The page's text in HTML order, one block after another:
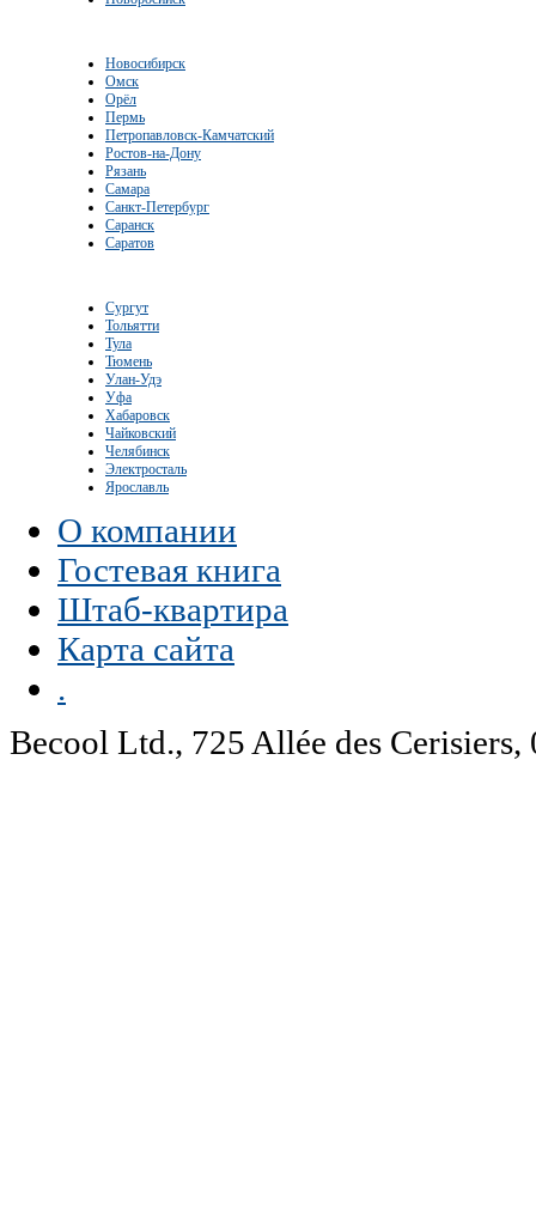
Новосибирск
Омск
Орёл
Пермь
Петропавловск-Камчатский
Ростов-на-Дону
Рязань
Самара
Санкт-Петербург
Саранск
Саратов
Сургут
Тольятти
Тула
Тюмень
Улан-Удэ
Уфа
Хабаровск
Чайковский
Челябинск
Электросталь
Ярославль
О компании
Гостевая книга
Штаб-квартира
Карта сайта
.
Becool Ltd., 725 Allée des